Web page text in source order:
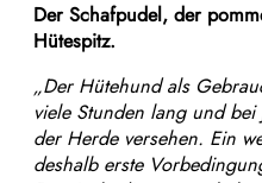
Der Schafpudel, der
Hütespitz.
„Der Hütehund als
viele Stunden lang und
der Herde versehen. Ein
deshalb erste